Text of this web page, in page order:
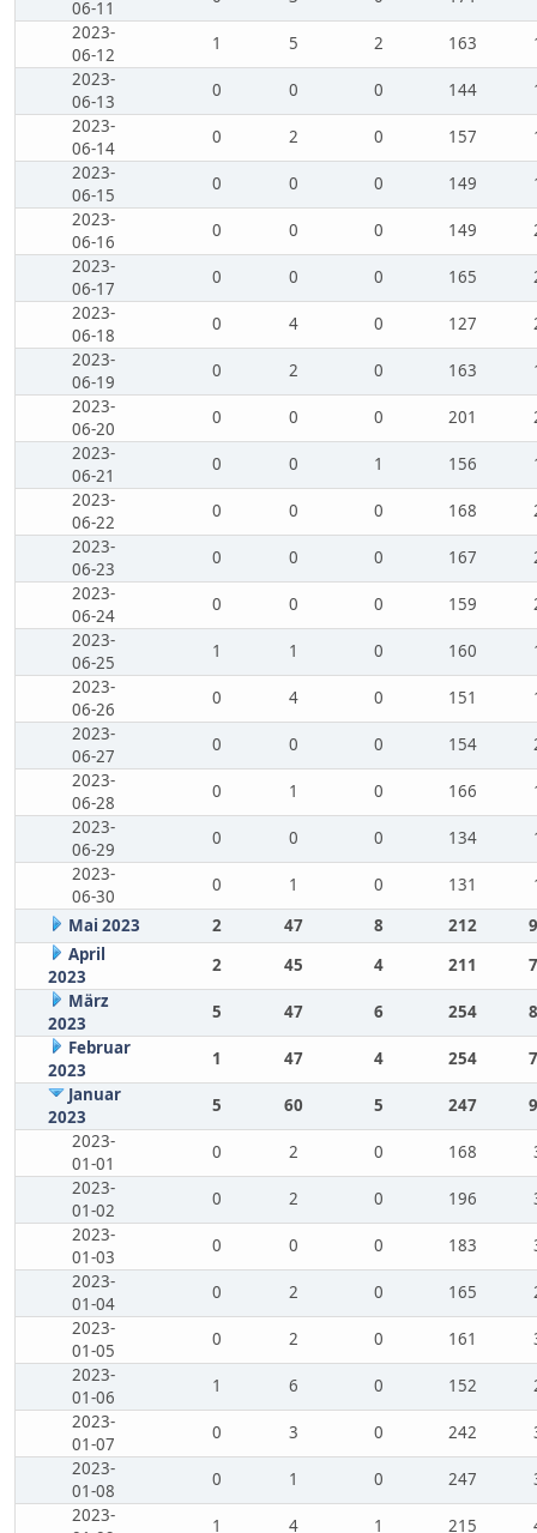
06-11
2023-
06-12
1 5 2 163
2023-
06-13
0 0 0 144
2023-
06-14
0 2 0 157
2023-
06-15
0 0 0 149
2023-
06-16
0 0 0 149
2023-
06-17
0 0 0 165
2023-
06-18
0 4 0 127
2023-
06-19
0 2 0 163
2023-
06-20
0 0 0 201
2023-
06-21
0 0 1 156
2023-
06-22
0 0 0 168
2023-
06-23
0 0 0 167
2023-
06-24
0 0 0 159
2023-
06-25
1 1 0 160
2023-
06-26
0 4 0 151
2023-
06-27
0 0 0 154
2023-
06-28
0 1 0 166
2023-
06-29
0 0 0 134
2023-
06-30
0 1 0 131
Mai 2023
2 47 8 212
April
2023
2 45 4 211
März
2023
5 47 6 254
Februar
2023
1 47 4 254
Januar
2023
5 60 5 247
2023-
01-01
0 2 0 168
2023-
01-02
0 2 0 196
2023-
01-03
0 0 0 183
2023-
01-04
0 2 0 165
2023-
01-05
0 2 0 161
2023-
01-06
1 6 0 152
2023-
01-07
0 3 0 242
2023-
01-08
0 1 0 247
2023-
1 4 1 215